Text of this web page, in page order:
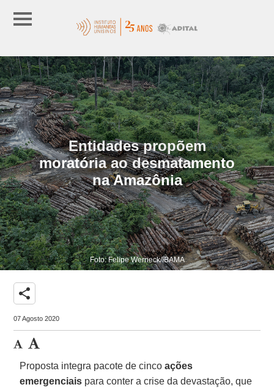
Entidades propõem
moratória ao desmatamento
na Amazônia
Foto: Felipe Werneck/IBAMA
share
07 Agosto 2020
Proposta integra pacote de cincoações
emergenciais para conter a crise da devastação, que